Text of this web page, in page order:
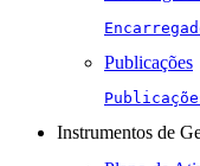
Publicações
Instrumentos de